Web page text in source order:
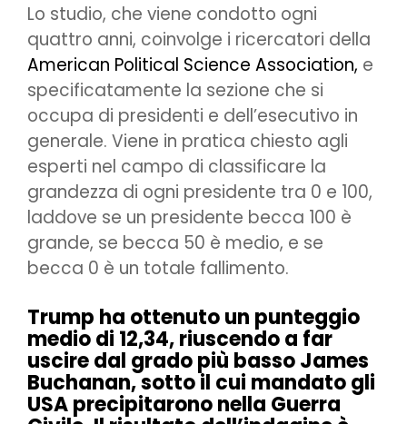
Lo studio, che viene condotto ogni
quattro anni, coinvolge i ricercatori della
American Political Science Association, e
specificatamente la sezione che si
occupa di presidenti e dell’esecutivo in
generale. Viene in pratica chiesto agli
esperti nel campo di classificare la
grandezza di ogni presidente tra 0 e 100,
laddove se un presidente becca 100 è
grande, se becca 50 è medio, e se
becca 0 è un totale fallimento.
Trump ha ottenuto un punteggio
medio di 12,34, riuscendo a far
uscire dal grado più basso James
Buchanan, sotto il cui mandato gli
USA precipitarono nella Guerra